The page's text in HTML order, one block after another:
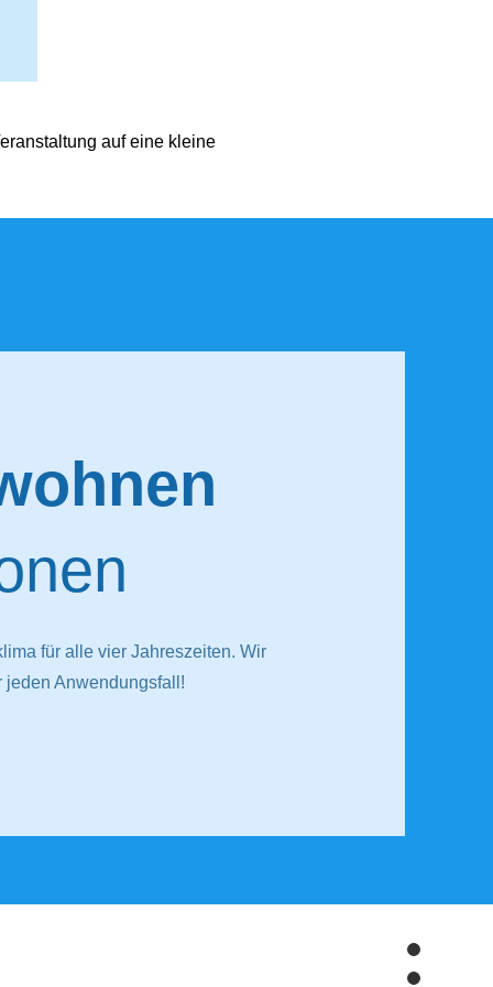
auf eine kleine
für alle vier Jahreszeiten. Wir
jeden Anwendungsfall!